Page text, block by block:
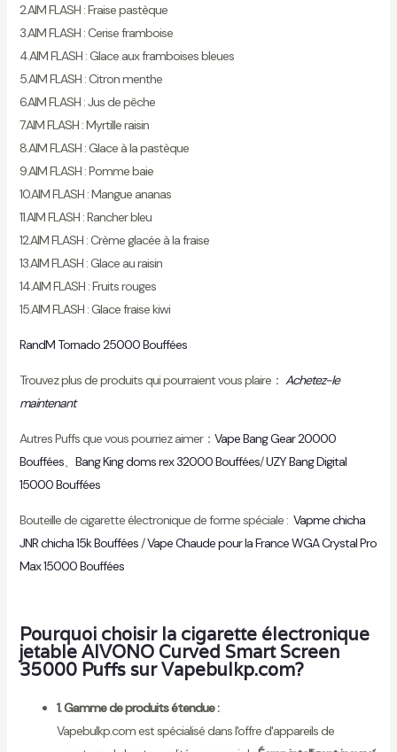
2.AIM FLASH : Fraise pastèque
3.AIM FLASH : Cerise framboise
4.AIM FLASH : Glace aux framboises bleues
5.AIM FLASH : Citron menthe
6.AIM FLASH : Jus de pêche
7.AIM FLASH : Myrtille raisin
8.AIM FLASH : Glace à la pastèque
9.AIM FLASH : Pomme baie
10.AIM FLASH : Mangue ananas
11.AIM FLASH : Rancher bleu
12.AIM FLASH : Crème glacée à la fraise
13.AIM FLASH : Glace au raisin
14.AIM FLASH : Fruits rouges
15.AIM FLASH : Glace fraise kiwi
RandM Tornado 25000 Bouffées
Trouvez plus de produits qui pourraient vous plaire： Achetez-le
maintenant
Autres Puffs que vous pourriez aimer： Vape Bang Gear 20000
Bouffées、 Bang King doms rex 32000 Bouffées/UZY Bang Digital
15000 Bouffées
Bouteille de cigarette électronique de forme spéciale : Vapme chicha
JNR chicha 15k Bouffées /Vape Chaude pour la France WGA Crystal Pro
Max 15000 Bouffées
Pourquoi choisir la cigarette électronique
jetable AIVONO Curved Smart Screen
35000 Puffs surVapebulkp.com?
1. Gamme de produits étendue :
Vapebulkp.com est spécialisé dans l'offre d'appareils de